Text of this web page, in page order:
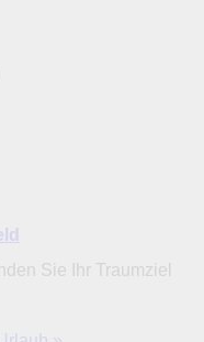
Sie Ihr Traumziel